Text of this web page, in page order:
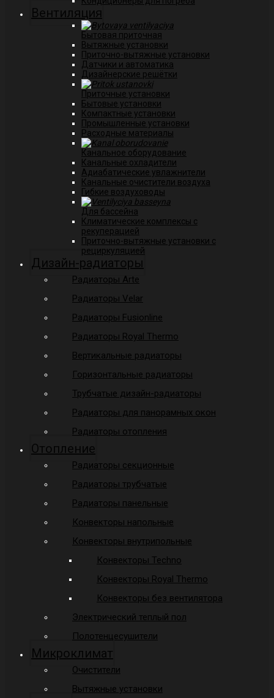
Вентиляция
Бытовая приточная
Вытяжные установки
Приточно-вытяжные установки
Датчики и автоматика
Дизайнерские решётки
Приточные установки
Бытовые установки
Компактные установки
Промышленные установки
Расходные материалы
Канальное оборудование
Канальные охладители
Адиабатические увлажнители
Канальные очистители воздуха
Гибкие воздуховоды
Для бассейна
Климатические комплексы с
рекуперацией
Приточно-вытяжные установки с
рециркуляцией
Дизайн-радиаторы
Радиаторы Arte
Радиаторы Velar
Радиаторы Fusionline
Радиаторы Royal Thermo
Вертикальные радиаторы
Горизонтальные радиаторы
Трубчатые дизайн-радиаторы
Радиаторы для панорамных окон
Радиаторы отопления
Отопление
Радиаторы секционные
Радиаторы трубчатые
Радиаторы панельные
Конвекторы напольные
Конвекторы внутрипольные
Конвекторы Techno
Конвекторы Royal Thermo
Конвекторы без вентилятора
Электрический теплый пол
Полотенцесушители
Микроклимат
Очистители
Вытяжные установки